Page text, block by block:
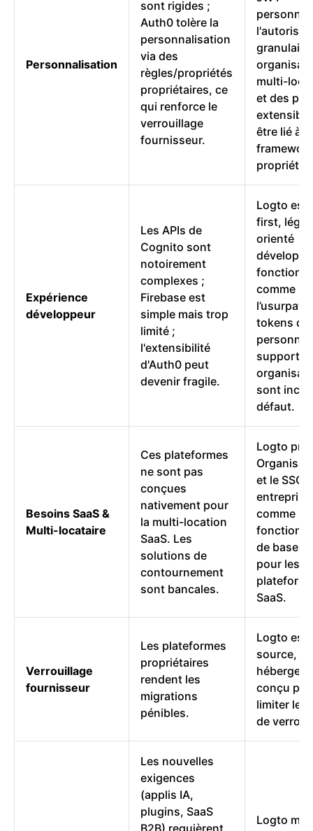
Personnalisation
sont rigides ;
Auth0 tolère la
personnalisation
via des
règles/propriétés
propriétaires, ce
qui renforce le
verrouillage
fournisseur.
multi-
et des
être lié à
Expérience
développeur
Les APIs de
Cognito sont
notoirement
complexes ;
Firebase est
simple mais trop
limité ;
l'extensibilité
d'Auth0 peut
devenir fragile.
Logto est
first, léger
orienté
comme
tokens
personnel
support
sont
défaut.
Besoins SaaS &
Multi-locataire
Ces plateformes
ne sont pas
conçues
nativement pour
la multi-location
SaaS. Les
solutions de
contournement
sont bancales.
Logto
et le SSO
entreprise
comme
de base,
pour les
SaaS.
Verrouillage
fournisseur
Les plateformes
propriétaires
rendent les
migrations
pénibles.
Logto est
source,
conçu
limiter les
de
Les nouvelles
exigences
(applis IA,
plugins, SaaS
Logto